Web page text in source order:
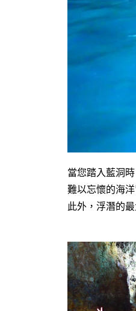
當您踏入藍洞
難以忘懷的海
此外，浮潛的